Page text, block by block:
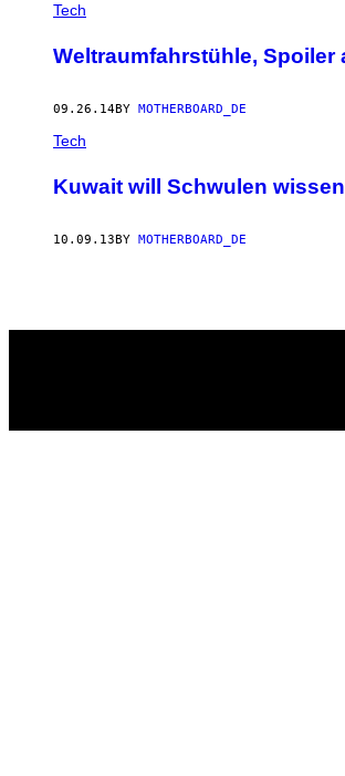
Tech
Weltraumfahrstühle, Spoiler
09.26.14BY MOTHERBOARD_DE
Tech
Kuwait will Schwulen
10.09.13 BY MOTHERBOARD_DE